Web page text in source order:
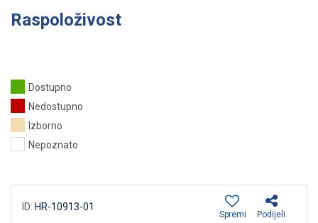
Raspoloživost
Dostupno
Nedostupno
Izborno
Nepoznato
ID: HR-10913-01
Podijeli
Spremi